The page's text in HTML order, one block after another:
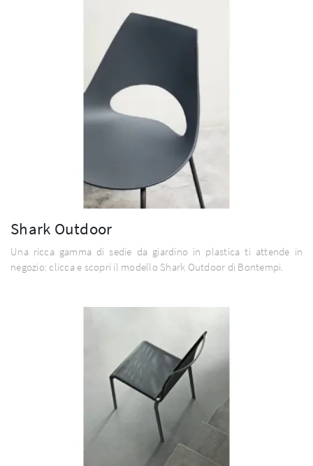
Shark Outdoor
Una ricca gamma di sedie da giardino in plastica ti attende in
negozio: clicca e scopri il modello Shark Outdoor di Bontempi.